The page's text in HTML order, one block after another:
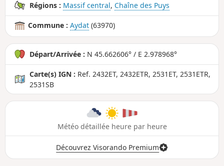
Régions : Massif central, Chaîne des Puys
Commune : Aydat (63970)
Départ/Arrivée : N 45.662606° / E 2.978968°
Carte(s) IGN : Ref. 2432ET, 2432ETR, 2531ET, 2531ETR,
2531SB
Météo détaillée heure par heure
Découvrez Visorando Premium